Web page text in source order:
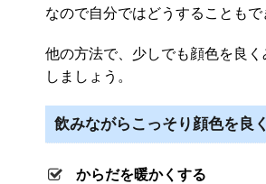
なので自分ではどうすることもで
他の方法で、少しでも顔色を良く
しましょう。
飲みながらこっそり顔色を良
からだを暖かくする